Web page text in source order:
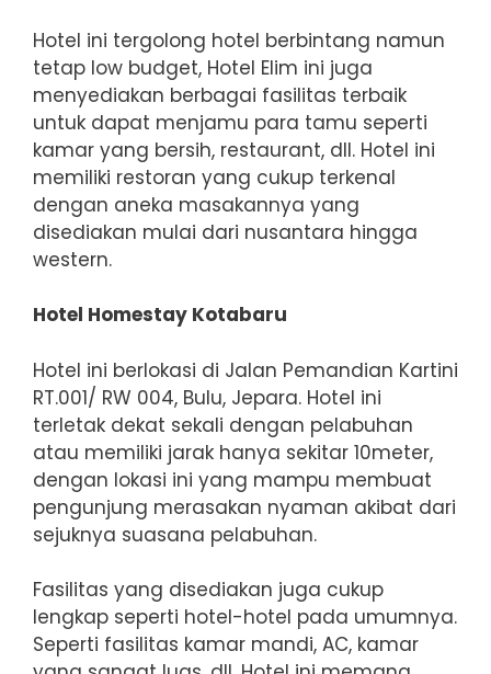
Hotel ini tergolong hotel berbintang namun
tetap low budget, Hotel Elim ini juga
menyediakan berbagai fasilitas terbaik
untuk dapat menjamu para tamu seperti
kamar yang bersih, restaurant, dll. Hotel ini
memiliki restoran yang cukup terkenal
dengan aneka masakannya yang
disediakan mulai dari nusantara hingga
western.
Hotel Homestay Kotabaru
Hotel ini berlokasi di Jalan Pemandian Kartini
RT.001/ RW 004, Bulu, Jepara. Hotel ini
terletak dekat sekali dengan pelabuhan
atau memiliki jarak hanya sekitar 10meter,
dengan lokasi ini yang mampu membuat
pengunjung merasakan nyaman akibat dari
sejuknya suasana pelabuhan.
Fasilitas yang disediakan juga cukup
lengkap seperti hotel-hotel pada umumnya.
Seperti fasilitas kamar mandi, AC, kamar